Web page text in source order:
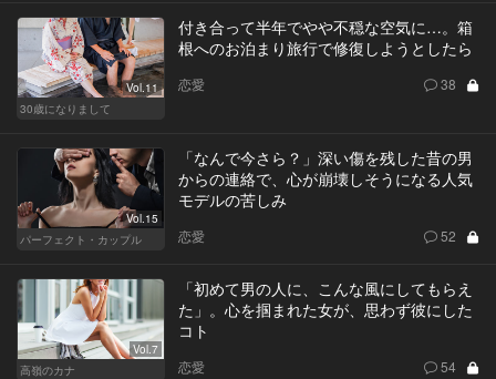
Vol.11
30歳になりまして
付き合って半年でやや不穏な空気に…。箱
根へのお泊まり旅行で修復しようとしたら
恋愛 38
Vol.15
パーフェクト・カップル
「なんで今さら？」深い傷を残した昔の男
からの連絡で、心が崩壊しそうになる人気
モデルの苦しみ
恋愛 52
Vol.7
高嶺のカナ
「初めて男の人に、こんな風にしてもらえ
た」。心を掴まれた女が、思わず彼にした
コト
恋愛 54